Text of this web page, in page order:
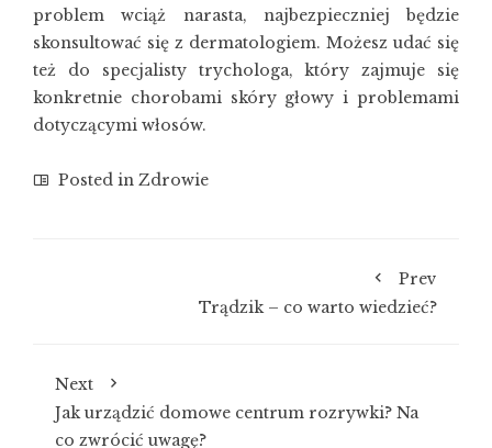
problem wciąż narasta, najbezpieczniej będzie
skonsultować się z dermatologiem. Możesz udać się
też do specjalisty trychologa, który zajmuje się
konkretnie chorobami skóry głowy i problemami
dotyczącymi włosów.
Posted in Zdrowie
Prev
Trądzik – co warto wiedzieć?
Next
Jak urządzić domowe centrum rozrywki? Na
co zwrócić uwagę?